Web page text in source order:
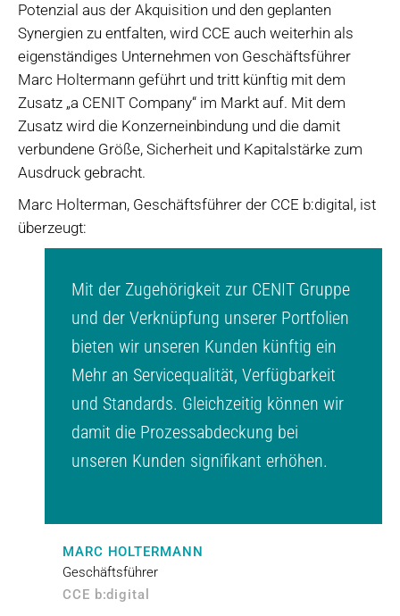
Potenzial aus der Akquisition und den geplanten
Synergien zu entfalten, wird CCE auch weiterhin als
eigenständiges Unternehmen von Geschäftsführer
Marc Holtermann geführt und tritt künftig mit dem
Zusatz „a CENIT Company“ im Markt auf. Mit dem
Zusatz wird die Konzerneinbindung und die damit
verbundene Größe, Sicherheit und Kapitalstärke zum
Ausdruck gebracht.
Marc Holterman, Geschäftsführer der CCE b:digital, ist
überzeugt:
Mit der Zugehörigkeit zur CENIT Gruppe
und der Verknüpfung unserer Portfolien
bieten wir unseren Kunden künftig ein
Mehr an Servicequalität, Verfügbarkeit
und Standards. Gleichzeitig können wir
damit die Prozessabdeckung bei
unseren Kunden signifikant erhöhen.
MARC HOLTERMANN
Geschäftsführer
CCE b:digital